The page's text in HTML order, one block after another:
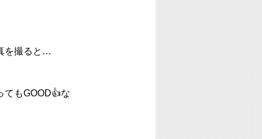
を撮ると…
てもGOOD👍な